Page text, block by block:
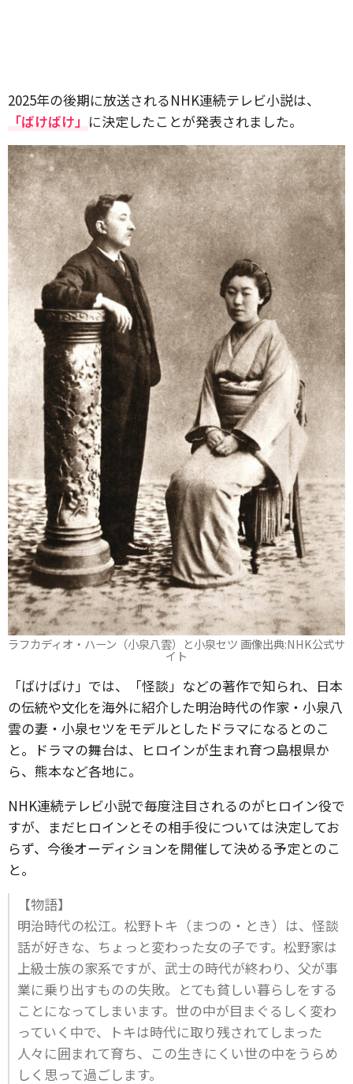
2025年の後期に放送されるNHK連続テレビ小説は、
「ばけばけ」 に決定したことが発表されました。
ラフカディオ・ハーン（小泉八雲）と小泉セツ 画像出典:NHK公式サ
イト
「ばけばけ」では、「怪談」などの著作で知られ、日本
の伝統や文化を海外に紹介した明治時代の作家・小泉八
雲の妻・小泉セツをモデルとしたドラマになるとのこ
と。ドラマの舞台は、ヒロインが生まれ育つ島根県か
ら、熊本など各地に。
NHK連続テレビ小説で毎度注目されるのがヒロイン役で
すが、まだヒロインとその相手役については決定してお
らず、今後オーディションを開催して決める予定とのこ
と。
【物語】
明治時代の松江。松野トキ（まつの・とき）は、怪談
話が好きな、ちょっと変わった女の子です。松野家は
上級士族の家系ですが、武士の時代が終わり、父が事
業に乗り出すものの失敗。とても貧しい暮らしをする
ことになってしまいます。世の中が目まぐるしく変わ
っていく中で、トキは時代に取り残されてしまった
人々に囲まれて育ち、この生きにくい世の中をうらめ
しく思って過ごします。